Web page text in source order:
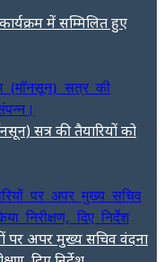
में सम्मिलित हुए
सत्र की तैयारियों को
पर अपर मुख्य सचिव वंदना